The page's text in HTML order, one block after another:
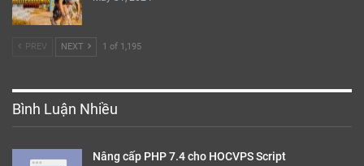
PREV NEXT 1 of 1,195
Bình Luận Nhiều
Nâng cấp PHP 7.4 cho HOCVPS Script